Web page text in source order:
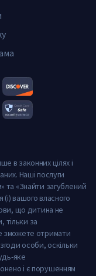
в законних цілях і
Наші послуги
та «Знайти загублений
вашого власного
що дитина не
тільки за
зможете отримати
особи, оскільки
яке
і є порушенням